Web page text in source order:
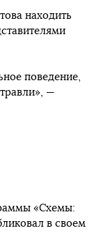
находить
поведение,
—
«Схемы:
в своем